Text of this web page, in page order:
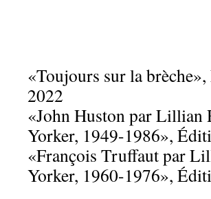
«Toujours sur la
2022
«John Huston par Lillian
Yorker, 1949-1986»,
«François Truffaut par
Yorker, 1960-1976»,